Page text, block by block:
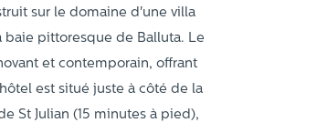
sur le domaine d'une villa
baie pittoresque de Balluta. Le
et contemporain, offrant
est situé juste à côté de la
St Julian (15 minutes à pied),